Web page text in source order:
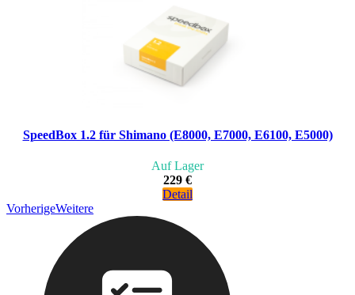
SpeedBox 1.2 für Shimano (E8000, E7000, E6100, E5000)
Auf Lager
229 €
Detail
VorherigeWeitere